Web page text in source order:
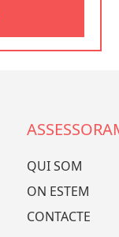
QUI SOM
ON ESTEM
CONTACTE